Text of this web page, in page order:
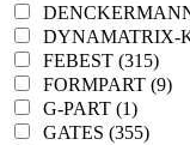
DYNAMATRIX-
FEBEST (315)
FORMPART (9)
G-PART (1)
GATES (355)